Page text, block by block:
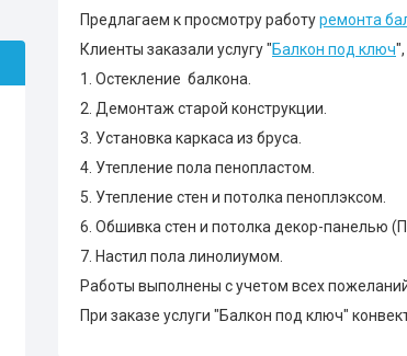
Предлагаем к просмотру работуремонта
Клиенты заказали услугу "Балкон под ключ
1. Остекление балкона.
2. Демонтаж старой конструкции.
3. Установка каркаса из бруса.
4. Утепление пола пенопластом.
5. Утепление стен и потолка пеноплэксом.
6. Обшивка стен и потолка декор-панелью
7. Настил пола линолиумом.
Работы выполнены с учетом всех
При заказе услуги "Балкон под ключ"